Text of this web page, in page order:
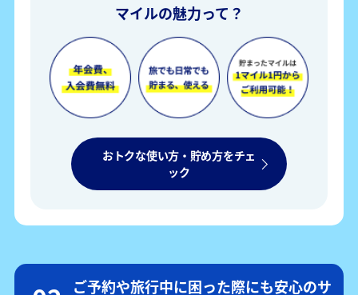
マイルの魅力って？
おトクな使い方・貯め方をチェ
ック
ご予約や旅行中に困った際にも安心のサ